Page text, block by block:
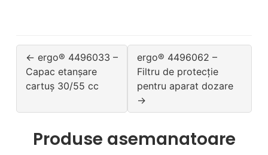
← ergo® 4496033 –
Capac etanșare
cartuș 30/55 cc
ergo® 4496062 –
Filtru de protecție
pentru aparat dozare
→
Produse asemanatoare